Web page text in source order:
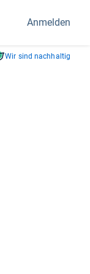
Anmelden
Wir sind nachhaltig